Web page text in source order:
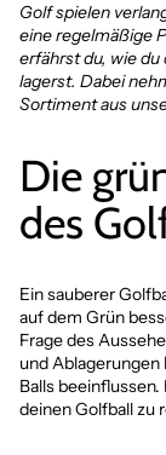
Golf spielen
eine regelmäßige
erfährst du, wie
lagerst. Dabei
Sortimentaus
Die
des
Ein sauberer
auf dem Grün
Frage des
und Ablagerungen
Balls
deinen Golfball zu